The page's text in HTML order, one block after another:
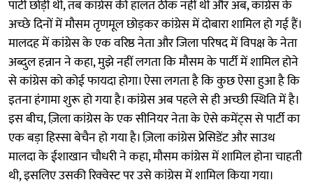
पार्टी छोड़ी थी, तब कांग्रेस की हालत ठीक नहीं थी और अब, कांग्रेस के
अच्छे दिनों में मौसम तृणमूल छोड़कर कांग्रेस में दोबारा शामिल हो गई हैं।
मालदह में कांग्रेस के एक वरिष्ठ नेता और जिला परिषद में विपक्ष के नेता
अब्दुल हन्नान ने कहा, मुझे नहीं लगता कि मौसम के पार्टी में शामिल होने
से कांग्रेस को कोई फायदा होगा। ऐसा लगता है कि कुछ ऐसा हुआ है कि
इतना हंगामा शुरू हो गया है। कांग्रेस अब पहले से ही अच्छी स्थिति में है।
इस बीच, ज़िला कांग्रेस के एक सीनियर नेता के ऐसे कमेंट्स से पार्टी का
एक बड़ा हिस्सा बेचैन हो गया है। ज़िला कांग्रेस प्रेसिडेंट और साउथ
मालदा के ईशाखान चौधरी ने कहा, मौसम कांग्रेस में शामिल होना चाहती
थी, इसलिए उसकी रिक्वेस्ट पर उसे कांग्रेस में शामिल किया गया।